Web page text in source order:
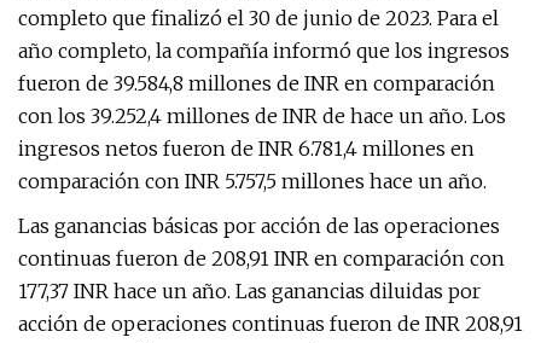
completo que finalizó el 30 de junio de 2023. Para el
año completo, la compañía informó que los ingresos
fueron de 39.584,8 millones de INR en comparación
con los 39.252,4 millones de INR de hace un año. Los
ingresos netos fueron de INR 6.781,4 millones en
comparación con INR 5.757,5 millones hace un año.
Las ganancias básicas por acción de las operaciones
continuas fueron de 208,91 INR en comparación con
177,37 INR hace un año. Las ganancias diluidas por
acción de operaciones continuas fueron de INR 208,91